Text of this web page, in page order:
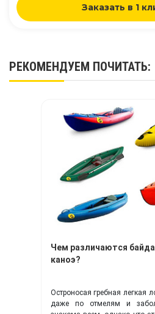
Заказать в 1
РЕКОМЕНДУЕМ ПОЧИТАТЬ:
Чем различаются
каноэ?
Остроносая гребная легкая
даже по отмелям и